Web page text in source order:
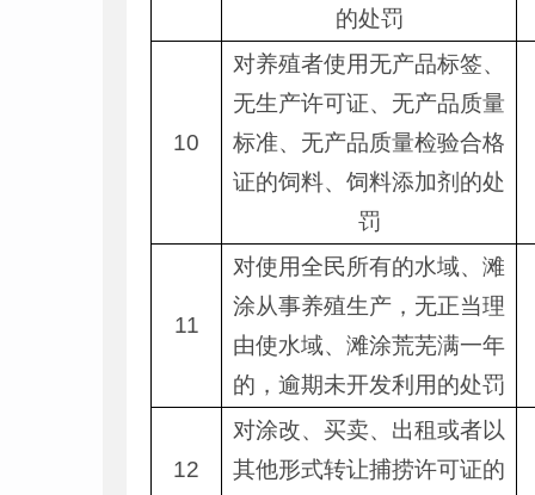
的处罚
10
对养殖者使用无产品标签、
无生产许可证、无产品质量
标准、无产品质量检验合格
证的饲料、饲料添加剂的处
罚
11
对使用全民所有的水域、滩
涂从事养殖生产，无正当理
由使水域、滩涂荒芜满一年
的，逾期未开发利用的处罚
12
对涂改、买卖、出租或者以
其他形式转让捕捞许可证的